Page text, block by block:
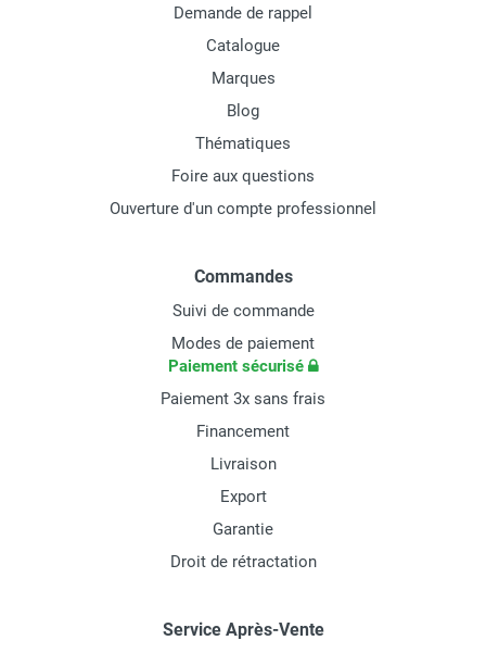
Demande de rappel
Catalogue
Marques
Blog
Thématiques
Foire aux questions
Ouverture d'un compte professionnel
Commandes
Suivi de commande
Modes de paiement
Paiement sécurisé
Paiement 3x sans frais
Financement
Livraison
Export
Garantie
Droit de rétractation
Service Après-Vente